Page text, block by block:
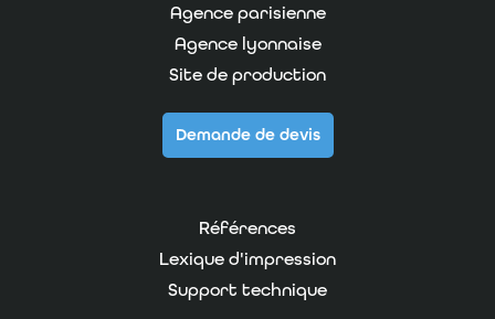
Agence parisienne
Agence lyonnaise
Site de production
Demande de devis
Références
Lexique d'impression
Support technique